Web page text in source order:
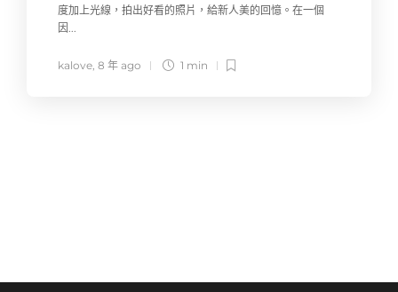
度加上光線，拍出好看的照片，給新人美的回憶。在一個
因...
kalove 8 年 ago 1 min